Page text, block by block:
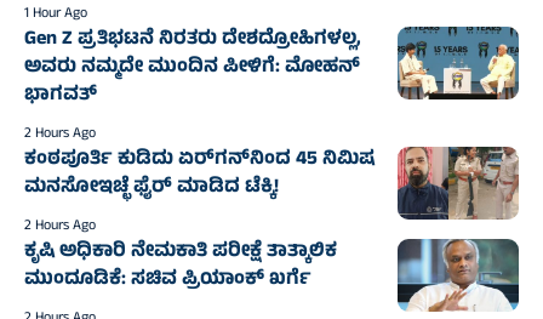
1 Hour Ago
Gen Z ಪ್ರತಿಭಟನೆ ನಿರತರು ದೇಶದ್ರೋಹಿಗಳಲ್ಲ,
ಅವರು ನಮ್ಮದೇ ಮುಂದಿನ ಪೀಳಿಗೆ: ಮೋಹನ್
ಭಾಗವತ್‌
2 Hours Ago
ಕಂಠಪೂರ್ತಿ ಕುಡಿದು ಏರ್‌ಗನ್‌ನಿಂದ 45 ನಿಮಿಷ
ಮನಸೋಇಚ್ಛೆ ಫೈರ್‌ ಮಾಡಿದ ಟೆಕ್ಕಿ!
2 Hours Ago
ಕೃಷಿ ಅಧಿಕಾರಿ ನೇಮಕಾತಿ ಪರೀಕ್ಷೆ ತಾತ್ಕಾಲಿಕ
ಮುಂದೂಡಿಕೆ: ಸಚಿವ ಪ್ರಿಯಾಂಕ್ ಖರ್ಗೆ